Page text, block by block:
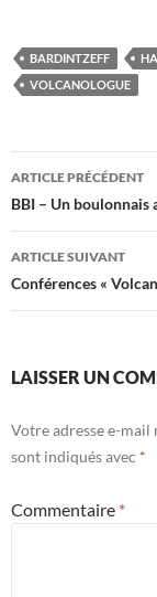
BARDINTZEFF
VOLCANOLOGUE
Navigation
des
articles
ARTICLE PRÉCÉDENT
BBI – Un boulonnais
ARTICLE SUIVANT
Conférences «
LAISSER UN
Votre adresse e-mail
sont indiqués avec *
Commentaire *